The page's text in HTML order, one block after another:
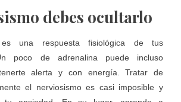
debes ocultarlo
es una respuesta fisiológica de tus
poco de adrenalina puede incluso
alerta y con energía. Tratar de
el nerviosismo es casi imposible y